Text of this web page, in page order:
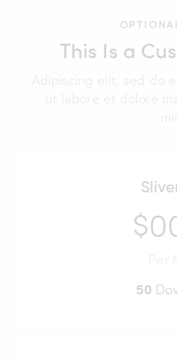
This Is a
Adipiscing elit, sed do
ut labore et dolore
50